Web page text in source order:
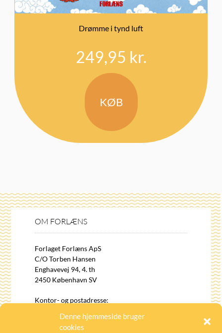
Denne hjemmeside bruger
cookies
Drømme i tynd luft
249,95 kr.
KØB
OM FORLÆNS
Forlaget Forlæns ApS
C/O Torben Hansen
Enghavevej 94, 4. th
2450 København SV
Kontor- og postadresse:
Kattesundet 16, 4